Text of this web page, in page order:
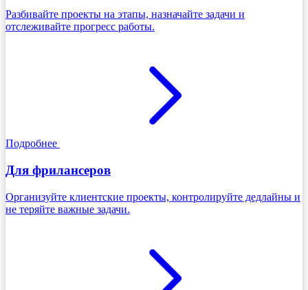
Разбивайте проекты на этапы, назначайте задачи и
отслеживайте прогресс работы.
Подробнее
Для фрилансеров
Организуйте клиентские проекты, контролируйте дедлайны и
не теряйте важные задачи.